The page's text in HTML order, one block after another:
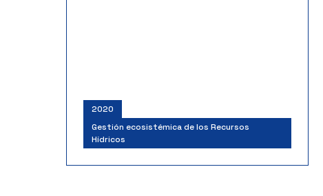
2020
Gestión ecosistémica de los Recursos
Hídricos